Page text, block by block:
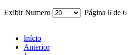
Exibir Numero Página 6 de 6
Início
Anterior